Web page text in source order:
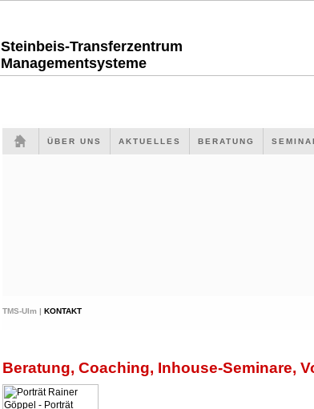
Steinbeis-Transferzentrum
Managementsysteme
ÜBER UNS AKTUELLES BERATUNG
TMS-Ulm | KONTAKT
Beratung, Coaching, Inhouse-Seminare,